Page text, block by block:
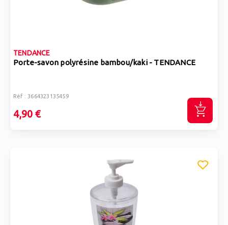
TENDANCE
Porte-savon polyrésine bambou/kaki - TENDANCE
Réf : 3664323135459
4,90 €